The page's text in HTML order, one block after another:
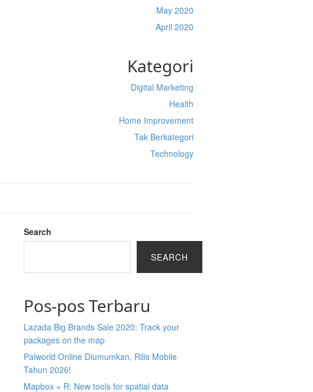
May 2020
April 2020
Kategori
Digital Marketing
Health
Home Improvement
Tak Berkategori
Technology
Search
SEARCH
Pos-pos Terbaru
Lazada Big Brands Sale 2020: Track your
packages on the map
Palworld Online Diumumkan, Rilis Mobile
Tahun 2026!
Mapbox + R: New tools for spatial data